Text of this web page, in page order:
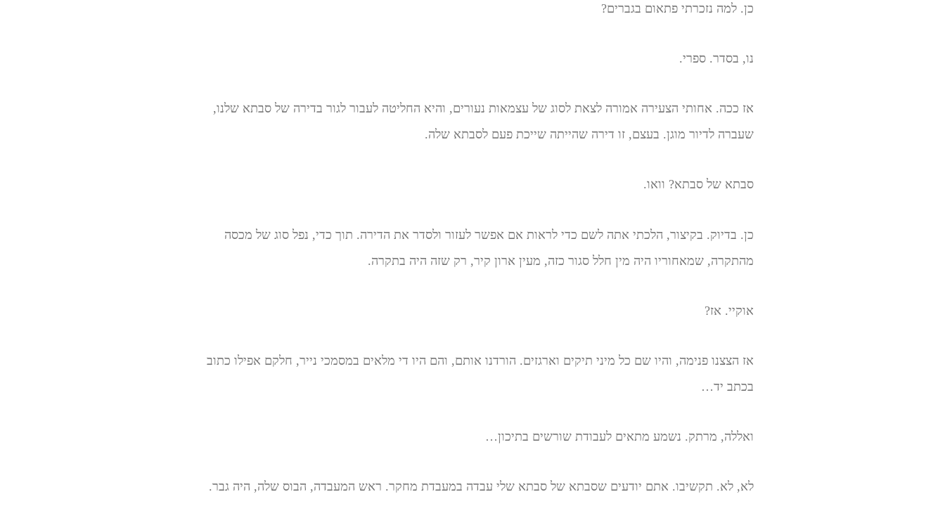
כן. למה נזכרתי פתאום בגברים?
נו, בסדר. ספרי.
אז ככה. אחותי הצעירה אמורה לצאת לסוג של עצמאות נעורים, והיא החליטה לעבור לגור בדירה של סבתא שלנו,
שעברה לדיור מוגן. בעצם, זו דירה שהייתה שייכת פעם לסבתא שלה.
סבתא של סבתא? וואו.
כן. בדיוק. בקיצור, הלכתי אתה לשם כדי לראות אם אפשר לעזור ולסדר את הדירה. תוך כדי, נפל סוג של מכסה
מהתקרה, שמאחוריו היה מין חלל סגור כזה, מעין ארון קיר, רק שזה היה בתקרה.
אוקיי. אז?
אז הצצנו פנימה, והיו שם כל מיני תיקים וארגזים. הורדנו אותם, והם היו די מלאים במסמכי נייר, חלקם אפילו כתוב
בכתב יד…
ואללה, מרתק. נשמע מתאים לעבודת שורשים בתיכון…
לא, לא. תקשיבו. אתם יודעים שסבתא של סבתא שלי עבדה במעבדת מחקר. ראש המעבדה, הבוס שלה, היה גבר.